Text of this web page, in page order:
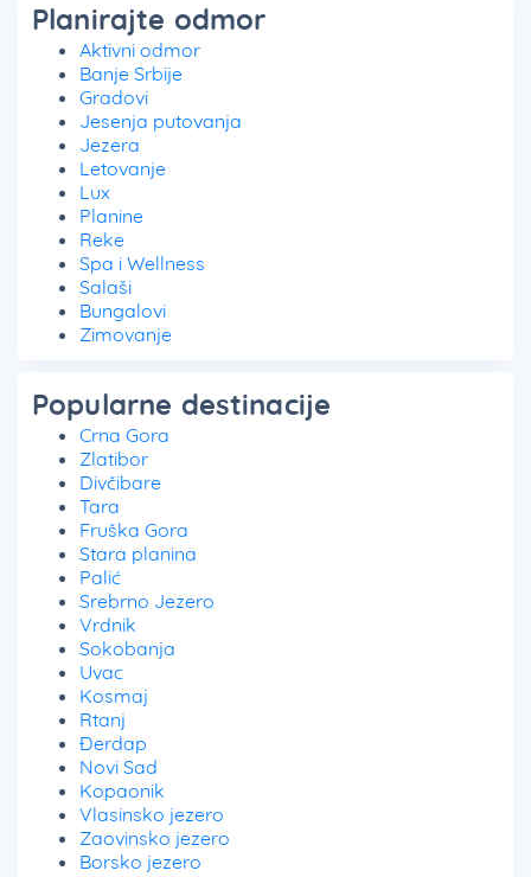
Planirajte odmor
Aktivni odmor
Banje Srbije
Gradovi
Jesenja putovanja
Jezera
Letovanje
Lux
Planine
Reke
Spa i Wellness
Salaši
Bungalovi
Zimovanje
Popularne destinacije
Crna Gora
Zlatibor
Divčibare
Tara
Fruška Gora
Stara planina
Palić
Srebrno Jezero
Vrdnik
Sokobanja
Uvac
Kosmaj
Rtanj
Đerdap
Novi Sad
Kopaonik
Vlasinsko jezero
Zaovinsko jezero
Borsko jezero